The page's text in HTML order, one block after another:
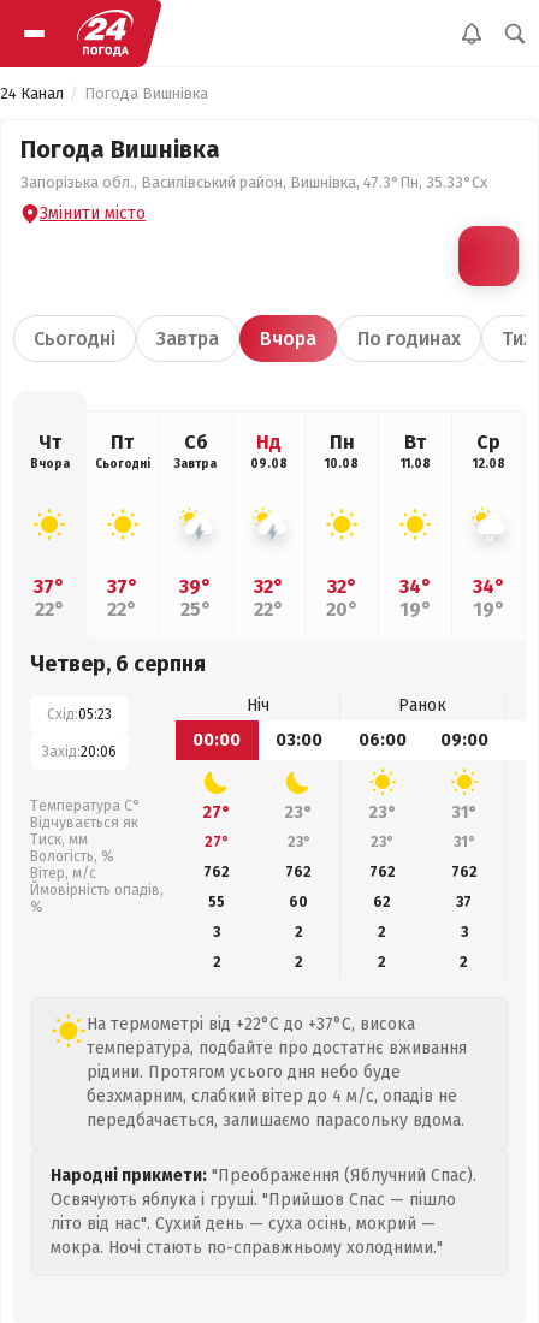
24 Канал Погода Вишнівка
Погода Вишнівка
Запорізька обл., Василівський район, Вишнівка, 47.3°Пн, 35.33°Сх
Змінити місто
Сьогодні Завтра Вчора По годинах
Чт
Вчора
37°
22°
Пт
Сьогодні
37°
22°
Сб
Завтра
39°
25°
Нд
09.08
32°
22°
Пн
10.08
32°
20°
Вт
11.08
34°
19°
Ср
12.08
34°
19°
Четвер, 6 серпня
Схід:05:23
Захід:20:06
Температура С°
Відчувається як
Тиск, мм
Вологість, %
Вітер, м/с
Ймовірність опадів,
%
Ніч
Ранок
00:00
03:00 06:00 09:00
27° 23° 23° 31°
27° 23° 23° 31°
762
762 762 762
55
60 62 37
3
2 2
3
2
2 2 2
На термометрі від +22°C до +37°C, висока
температура, подбайте про достатнє вживання
рідини. Протягом усього дня небо буде
безхмарним, слабкий вітер до 4 м/с, опадів не
передбачається, залишаємо парасольку вдома.
Народні прикмети: "Преображення (Яблучний Спас).
Освячують яблука і груші. "Прийшов Спас — пішло
літо від нас". Сухий день — суха осінь, мокрий —
мокра. Ночі стають по-справжньому холодними."